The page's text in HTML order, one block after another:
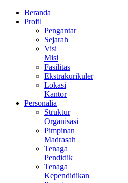
Beranda
Profil
Pengantar
Sejarah
Visi
Misi
Fasilitas
Ekstrakurikuler
Lokasi
Kantor
Personalia
Struktur
Organisasi
Pimpinan
Madrasah
Tenaga
Pendidik
Tenaga
Kependidikan